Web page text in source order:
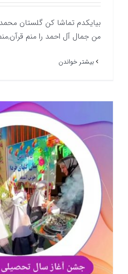
بیایکدم تماشا کن گلستان
من جمال آل احمد را منم
بیشتر خواندن